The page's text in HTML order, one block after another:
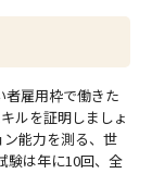
雇用枠で働きた
ルを証明しましょ
ン能力を測る、世
験は年に10回、全